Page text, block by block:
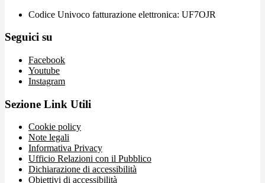
Codice Univoco fatturazione elettronica: UF7OJR
Seguici su
Facebook
Youtube
Instagram
Sezione Link Utili
Cookie policy
Note legali
Informativa Privacy
Ufficio Relazioni con il Pubblico
Dichiarazione di accessibilità
Obiettivi di accessibilità